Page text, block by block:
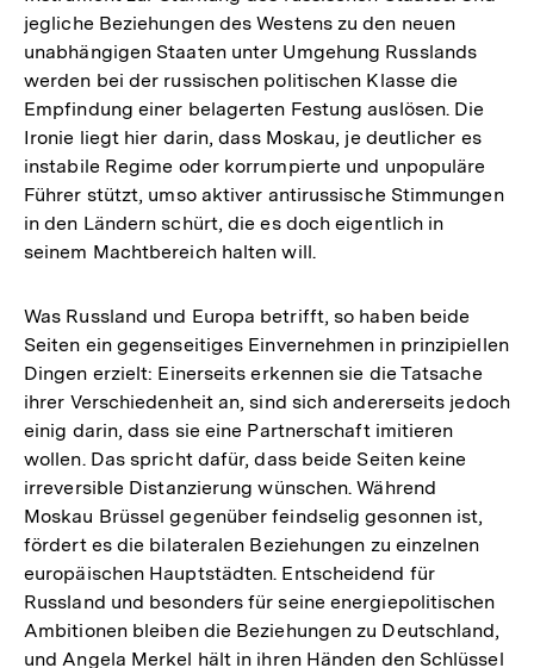
jegliche Beziehungen des Westens zu den neuen
unabhängigen Staaten unter Umgehung Russlands
werden bei der russischen politischen Klasse die
Empfindung einer belagerten Festung auslösen. Die
Ironie liegt hier darin, dass Moskau, je deutlicher es
instabile Regime oder korrumpierte und unpopuläre
Führer stützt, umso aktiver antirussische Stimmungen
in den Ländern schürt, die es doch eigentlich in
seinem Machtbereich halten will.
Was Russland und Europa betrifft, so haben beide
Seiten ein gegenseitiges Einvernehmen in prinzipiellen
Dingen erzielt: Einerseits erkennen sie die Tatsache
ihrer Verschiedenheit an, sind sich andererseits jedoch
einig darin, dass sie eine Partnerschaft imitieren
wollen. Das spricht dafür, dass beide Seiten keine
irreversible Distanzierung wünschen. Während
Moskau Brüssel gegenüber feindselig gesonnen ist,
fördert es die bilateralen Beziehungen zu einzelnen
europäischen Hauptstädten. Entscheidend für
Russland und besonders für seine energiepolitischen
Ambitionen bleiben die Beziehungen zu Deutschland,
und Angela Merkel hält in ihren Händen den Schlüssel
Zum